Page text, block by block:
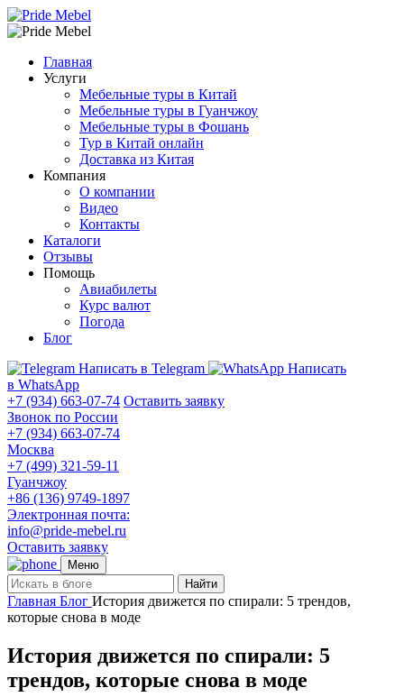
Главная
Услуги
Мебельные туры в Китай
Мебельные туры в Гуанчжоу
Мебельные туры в Фошань
Тур в Китай онлайн
Доставка из Китая
Компания
О компании
Видео
Контакты
Каталоги
Отзывы
Помощь
Авиабилеты
Курс валют
Погода
Блог
Написать в Telegram
Написать
в WhatsApp
+7 (934) 663-07-74 Оставить заявку
Звонок по России
+7 (934) 663-07-74
Москва
+7 (499) 321-59-11
Гуанчжоу
+86 (136) 9749-1897
Электронная почта:
info@pride-mebel.ru
Оставить заявку
Меню
Найти
Главная Блог История движется по спирали: 5 трендов,
которые снова в моде
История движется по спирали: 5
трендов, которые снова в моде